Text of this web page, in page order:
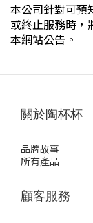
本公司針對可預
或終止服務時，
本網站公告。
關於陶杯杯
品牌故事
所有產品
顧客服務